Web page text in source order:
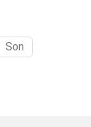
Son